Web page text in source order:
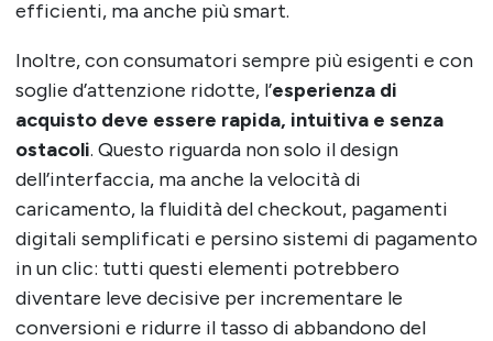
efficienti, ma anche più smart.
Inoltre, con consumatori sempre più esigenti e con
soglie d’attenzione ridotte, l’esperienza di
acquisto deve essere rapida, intuitiva e senza
ostacoli. Questo riguarda non solo il design
dell’interfaccia, ma anche la velocità di
caricamento, la fluidità del checkout, pagamenti
digitali semplificati e persino sistemi di pagamento
in un clic: tutti questi elementi potrebbero
diventare leve decisive per incrementare le
conversioni e ridurre il tasso di abbandono del